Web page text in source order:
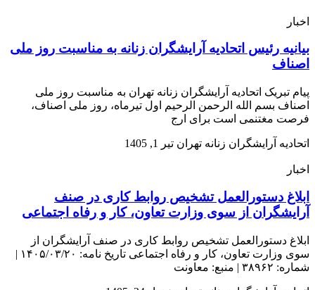
اخبار
بیانیه رئیس اتحادیه آرایشگران زنانه به مناسبت روز ملی
اصناف
پیام تبریک اتحادیه آرایشگران زنانه تهران به مناسبت روز ملی
اصناف بسم الله الرحمن الرحیم اول تیرماه، روز ملی اصناف،
فرصت مغتنمی است برای ارج
اتحادیه آرایشگران زنانه تهران تیر 1, 1405
اخبار
ابلاغ دستورالعمل تشخیص روابط کاری در صنف
آرایشگران از سوی وزارت تعاون، کار و رفاه اجتماعی
ابلاغ دستورالعمل تشخیص روابط کاری در صنف آرایشگران از
سوی وزارت تعاون، کار و رفاه اجتماعی تاریخ نامه: ۱۴۰۵/۰۳/۲۰ |
شماره: ۳۸۹۶۲ | منبع: معاونت